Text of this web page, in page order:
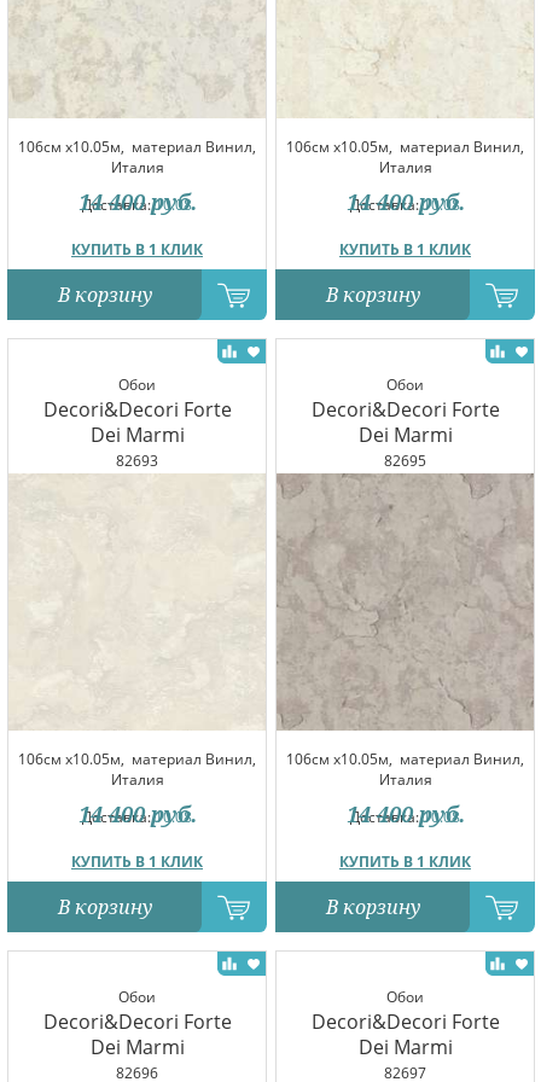
106см x10.05м, материал Винил,
Италия
Доставка:10.08
КУПИТЬ В 1 КЛИК
14 400 руб.
В корзину
106см x10.05м, материал Винил,
Италия
Доставка:10.08
КУПИТЬ В 1 КЛИК
14 400 руб.
В корзину
Обои
Decori&Decori Forte
Dei Marmi
82693
106см x10.05м, материал Винил,
Италия
Доставка:10.08
КУПИТЬ В 1 КЛИК
14 400 руб.
В корзину
Обои
Decori&Decori Forte
Dei Marmi
82695
106см x10.05м, материал Винил,
Италия
Доставка:10.08
КУПИТЬ В 1 КЛИК
14 400 руб.
В корзину
Обои
Decori&Decori Forte
Dei Marmi
82696
Обои
Decori&Decori Forte
Dei Marmi
82697